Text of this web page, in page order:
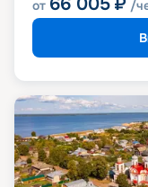
от /